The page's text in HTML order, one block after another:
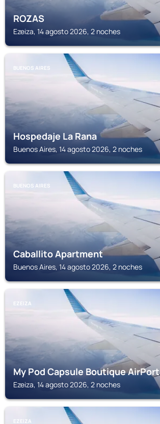
ROZAS
Ezeiza, 14 agosto 2026, 2 noches
BUENOS AIRES
Hospedaje La Rana
Buenos Aires, 14 agosto 2026, 2 noches
BUENOS AIRES
Caballito Apartment
Buenos Aires, 14 agosto 2026, 2 noches
EZEIZA
My Pod Capsule Boutique AirPort
Ezeiza, 14 agosto 2026, 2 noches
EZEIZA